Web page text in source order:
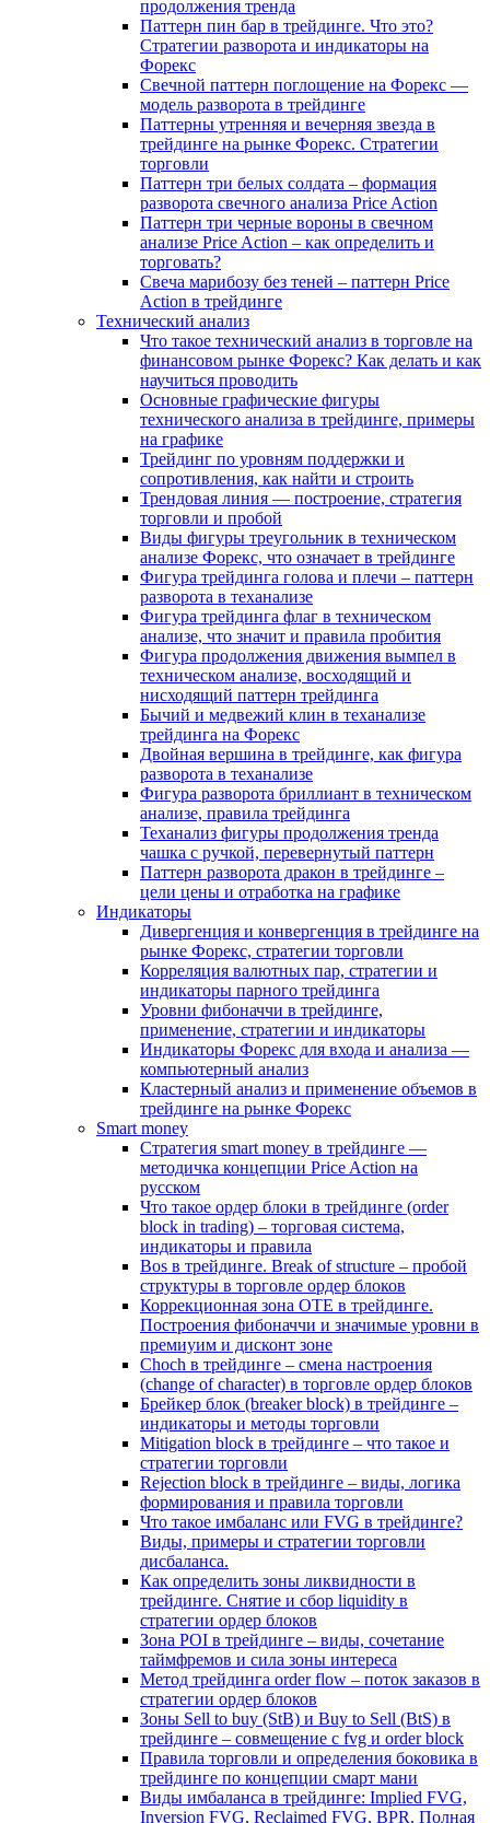
продолжения тренда
Паттерн пин бар в трейдинге. Что это?
Стратегии разворота и индикаторы на
Форекс
Свечной паттерн поглощение на Форекс —
модель разворота в трейдинге
Паттерны утренняя и вечерняя звезда в
трейдинге на рынке Форекс. Стратегии
торговли
Паттерн три белых солдата – формация
разворота свечного анализа Price Action
Паттерн три черные вороны в свечном
анализе Price Action – как определить и
торговать?
Свеча марибозу без теней – паттерн Price
Action в трейдинге
Технический анализ
Что такое технический анализ в торговле на
финансовом рынке Форекс? Как делать и как
научиться проводить
Основные графические фигуры
технического анализа в трейдинге, примеры
на графике
Трейдинг по уровням поддержки и
сопротивления, как найти и строить
Трендовая линия — построение, стратегия
торговли и пробой
Виды фигуры треугольник в техническом
анализе Форекс, что означает в трейдинге
Фигура трейдинга голова и плечи – паттерн
разворота в теханализе
Фигура трейдинга флаг в техническом
анализе, что значит и правила пробития
Фигура продолжения движения вымпел в
техническом анализе, восходящий и
нисходящий паттерн трейдинга
Бычий и медвежий клин в теханализе
трейдинга на Форекс
Двойная вершина в трейдинге, как фигура
разворота в теханализе
Фигура разворота бриллиант в техническом
анализе, правила трейдинга
Теханализ фигуры продолжения тренда
чашка с ручкой, перевернутый паттерн
Паттерн разворота дракон в трейдинге –
цели цены и отработка на графике
Индикаторы
Дивергенция и конвергенция в трейдинге на
рынке Форекс, стратегии торговли
Корреляция валютных пар, стратегии и
индикаторы парного трейдинга
Уровни фибоначчи в трейдинге,
применение, стратегии и индикаторы
Индикаторы Форекс для входа и анализа —
компьютерный анализ
Кластерный анализ и применение объемов в
трейдинге на рынке Форекс
Smart money
Стратегия smart money в трейдинге —
методичка концепции Price Action на
русском
Что такое ордер блоки в трейдинге (order
block in trading) – торговая система,
индикаторы и правила
Bos в трейдинге. Break of structure – пробой
структуры в торговле ордер блоков
Коррекционная зона OTE в трейдинге.
Построения фибоначчи и значимые уровни в
премиуим и дисконт зоне
Choch в трейдинге – смена настроения
(change of character) в торговле ордер блоков
Брейкер блок (breaker block) в трейдинге –
индикаторы и методы торговли
Mitigation block в трейдинге – что такое и
стратегии торговли
Rejection block в трейдинге – виды, логика
формирования и правила торговли
Что такое имбаланс или FVG в трейдинге?
Виды, примеры и стратегии торговли
дисбаланса.
Как определить зоны ликвидности в
трейдинге. Снятие и сбор liquidity в
стратегии ордер блоков
Зона POI в трейдинге – виды, сочетание
таймфремов и сила зоны интереса
Метод трейдинга order flow – поток заказов в
стратегии ордер блоков
Зоны Sell to buy (StB) и Buy to Sell (BtS) в
трейдинге – совмещение с fvg и order block
Правила торговли и определения боковика в
трейдинге по концепции смарт мани
Виды имбаланса в трейдинге: Implied FVG,
Inversion FVG, Reclaimed FVG, BPR. Полная